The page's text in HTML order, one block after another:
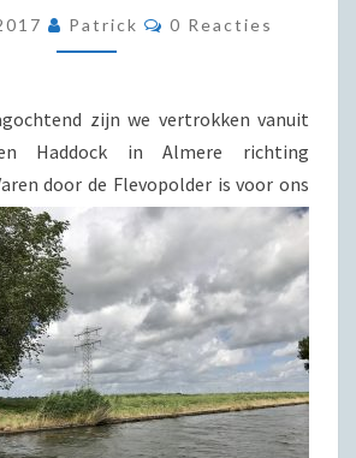
1,
2
3
Patrick Reacties
0 Reacties
zijn we vertrokken vanuit
Haddock in Almere richting
door de Flevopolder is voor ons